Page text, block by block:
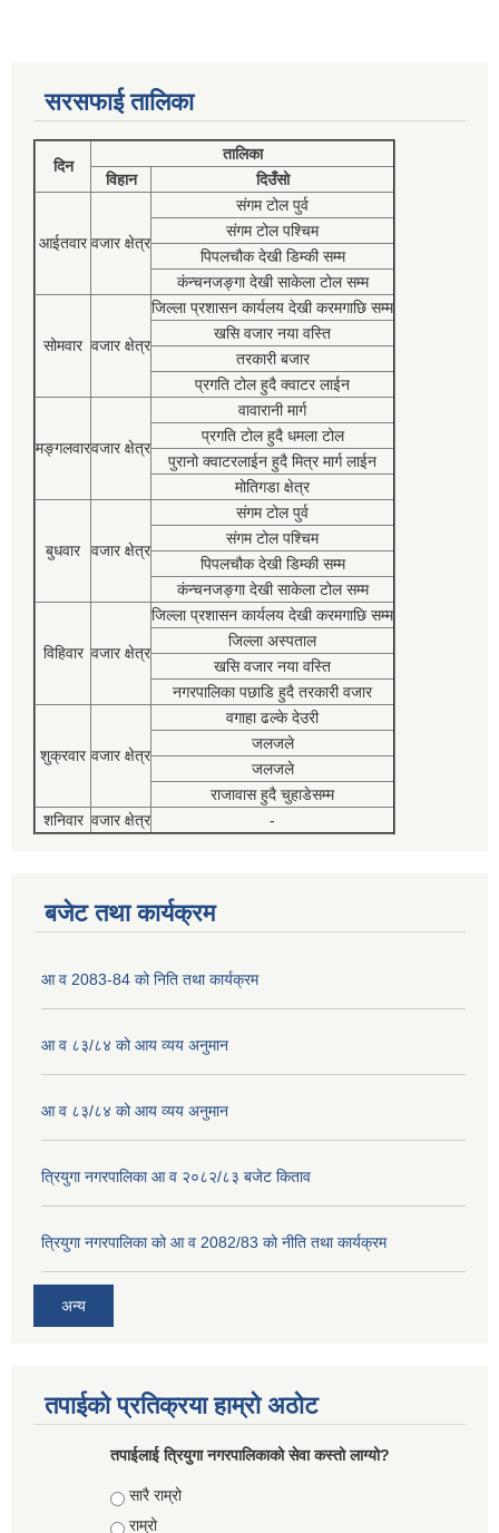
सरसफाई तालिका
दिन
तालिका
विहान
दिउँसो
आईतवार वजार क्षेत्र
संगम टोल पुर्व
संगम टोल पश्चिम
पिपलचौक देखी डिम्की सम्म
कंन्चनजङ्गा देखी साकेला टोल सम्म
सोमवार वजार क्षेत्र
जिल्ला प्रशासन कार्यलय देखी करमगाछि सम्म
खसि वजार नया वस्ति
तरकारी बजार
प्रगति टोल हुदै क्वाटर लाईन
मङ्गलवारवजार क्षेत्र
वावारानी मार्ग
प्रगति टोल हुदै धमला टोल
पुरानो क्वाटरलाईन हुदै मित्र मार्ग लाईन
मोतिगडा क्षेत्र
बुधवार वजार क्षेत्र
संगम टोल पुर्व
संगम टोल पश्चिम
पिपलचौक देखी डिम्की सम्म
कंन्चनजङ्गा देखी साकेला टोल सम्म
विहिवार वजार क्षेत्र
जिल्ला प्रशासन कार्यलय देखी करमगाछि सम्म
जिल्ला अस्पताल
खसि वजार नया वस्ति
नगरपालिका पछाडि हुदै तरकारी वजार
शुक्रवार वजार क्षेत्र
वगाहा ढल्के देउरी
जलजले
जलजले
राजावास हुदै चुहाडेसम्म
शनिवार वजार क्षेत्र -
बजेट तथा कार्यक्रम
आ व 2083-84 को निति तथा कार्यक्रम
आ व ८३/८४ को आय व्यय अनुमान
आ व ८३/८४ को आय व्यय अनुमान
त्रियुगा नगरपालिका आ व २०८२/८३ बजेट किताव
त्रियुगा नगरपालिका को आ व 2082/83 को नीति तथा कार्यक्रम
अन्य
तपाईको प्रतिक्रया हाम्रो अठोट
तपाईलाई त्रियुगा नगरपालिकाको सेवा कस्तो लाग्यो?
Choices
सारै राम्रो
राम्रो